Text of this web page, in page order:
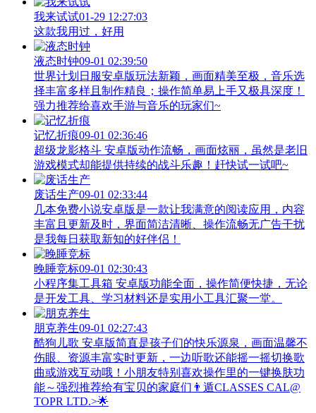
我来试试01-29 12:27:03
这款我用过，好用
液态时钟09-01 02:39:50
世界计划日服安卓版玩法新颖，画面精美至极，音乐选
择丰富多样且制作精良；操作简单易上手又极具深度！
强力推荐给喜欢手游与音乐的玩家们~
记忆折痕09-01 02:36:46
超级龙影格斗 安卓版动作流畅，画面炫丽，虽然是老旧
游戏模式却能提供持续的战斗乐趣！赶快试一试吧~
废话生产09-01 02:33:44
几本免费小说安卓版是一款让我满意的阅读应用，内容
丰富且更新及时，界面简洁清晰、操作流畅无广告干扰
是我每日获取新知的好伴侣！
晚睡竞标09-01 02:30:43
小程序集工具箱 安卓版功能全面，操作简便快捷，无论
是开发工具、学习材料还是实用小工具汇聚一堂。
朋克养生09-01 02:27:43
酷狗儿歌 安卓版简直是孩子们的快乐源泉，画面温馨不
伤眼、资源丰富实时更新，一边听歌还能摇一摇切换歌
曲或游戏互动哦！小朋友特别喜欢操作里的一键换肤功
能～强烈推荐给有宝贝的家庭们👨‍遁️CLASSES CAL@
TOPR LTD.>🌟